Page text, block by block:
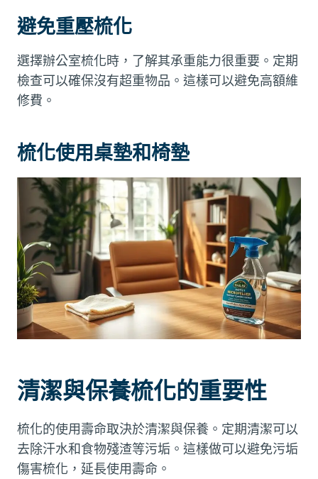
避免重壓梳化
選擇辦公室梳化時，了解其承重能力很重要。定期
檢查可以確保沒有超重物品。這樣可以避免高額維
修費。
梳化使用桌墊和椅墊
清潔與保養梳化的重要性
梳化的使用壽命取決於清潔與保養。定期清潔可以
去除汗水和食物殘渣等污垢。這樣做可以避免污垢
傷害梳化，延長使用壽命。